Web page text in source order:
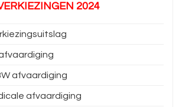
2024
afvaardiging
afvaardiging